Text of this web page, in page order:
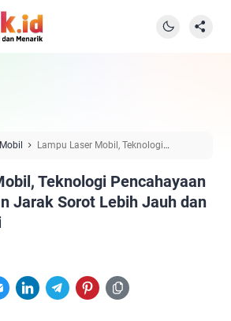
Mobil
Lampu Laser Mobil, Teknologi
Teknologi Pencahayaan
Jarak Sorot Lebih Jauh dan